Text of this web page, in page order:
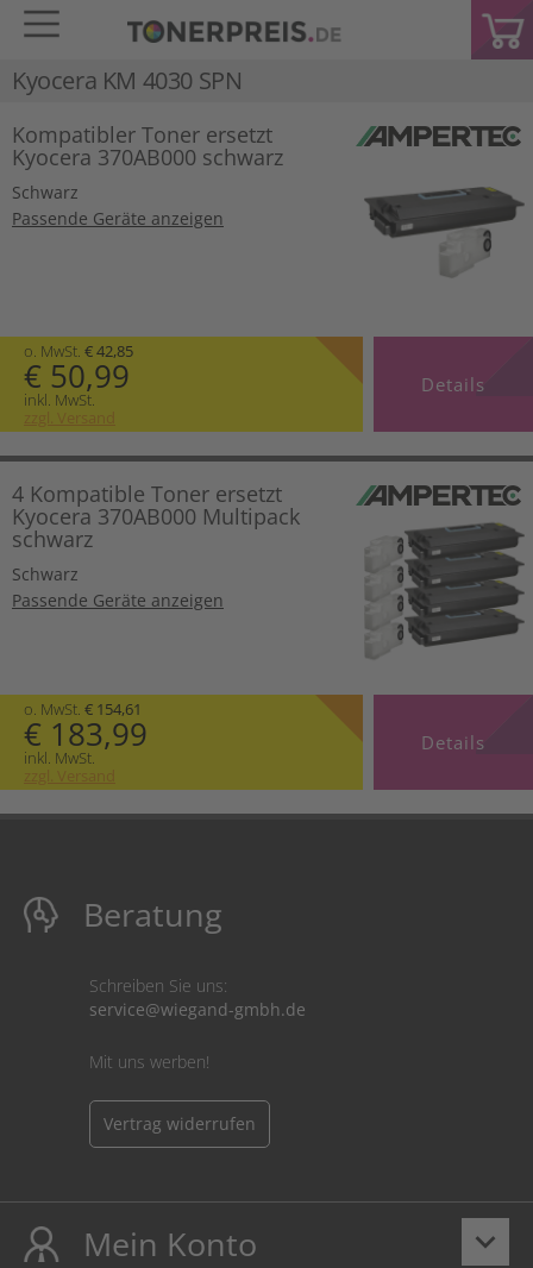
Kyocera KM 4030 SPN
Kompatibler Toner ersetzt
Kyocera 370AB000 schwarz
Schwarz
Passende Geräte anzeigen
o. MwSt. € 42,85
€ 50,99
inkl. MwSt.
zzgl. Versand
Details
4 Kompatible Toner ersetzt
Kyocera 370AB000 Multipack
schwarz
Schwarz
Passende Geräte anzeigen
o. MwSt. € 154,61
€ 183,99
inkl. MwSt.
zzgl. Versand
Details
Beratung
Schreiben Sie uns:
service@wiegand-gmbh.de
Mit uns werben!
Vertrag widerrufen
keyboard_arrow_down
Mein Konto